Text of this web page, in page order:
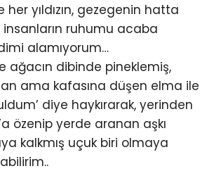
yıldızın, gezegenin hatta
ruhumu acaba
alamıyorum…
ağacın dibinde pineklemiş,
ama kafasına düşen elma ile
diye haykırarak, yerinden
özenip yerde aranan aşkı
kalkmış uçuk biri olmaya